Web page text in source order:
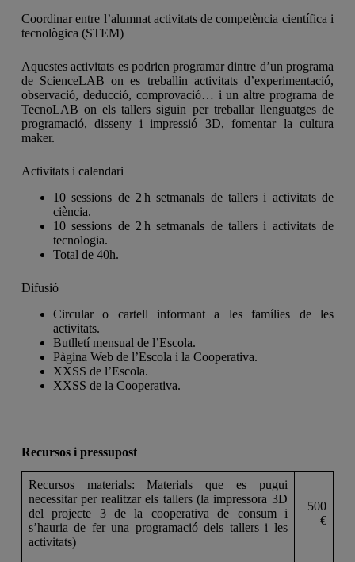
Coordinar entre l’alumnat activitats de competència científica i
tecnològica (STEM)
Aquestes activitats es podrien programar dintre d’un programa
de ScienceLAB on es treballin activitats d’experimentació,
observació, deducció, comprovació… i un altre programa de
TecnoLAB on els tallers siguin per treballar llenguatges de
programació, disseny i impressió 3D, fomentar la cultura
maker.
Activitats i calendari
10 sessions de 2 h setmanals de tallers i activitats de
ciència.
10 sessions de 2 h setmanals de tallers i activitats de
tecnologia.
Total de 40h.
Difusió
Circular o cartell informant a les famílies de les
activitats.
Butlletí mensual de l’Escola.
Pàgina Web de l’Escola i la Cooperativa.
XXSS de l’Escola.
XXSS de la Cooperativa.
Recursos i pressupost
Recursos materials: Materials que es pugui
necessitar per realitzar els tallers (la impressora 3D
del projecte 3 de la cooperativa de consum i
s’hauria de fer una programació dels tallers i les
activitats)
500
€